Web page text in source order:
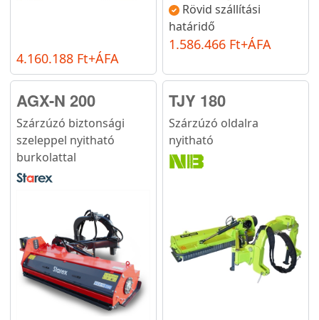
4.160.188 Ft+ÁFA
Rövid szállítási
határidő
1.586.466 Ft+ÁFA
AGX-N 200
Szárzúzó biztonsági
szeleppel nyitható
burkolattal
TJY 180
Szárzúzó oldalra
nyitható